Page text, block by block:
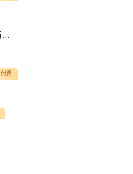
初中物理简单电路故障分析与检测
付费